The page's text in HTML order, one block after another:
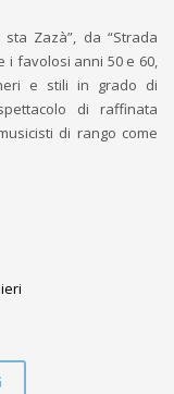
Zazà”, da “Strada
i favolosi anni 50 e 60,
e stili in grado di
di raffinata
di rango come